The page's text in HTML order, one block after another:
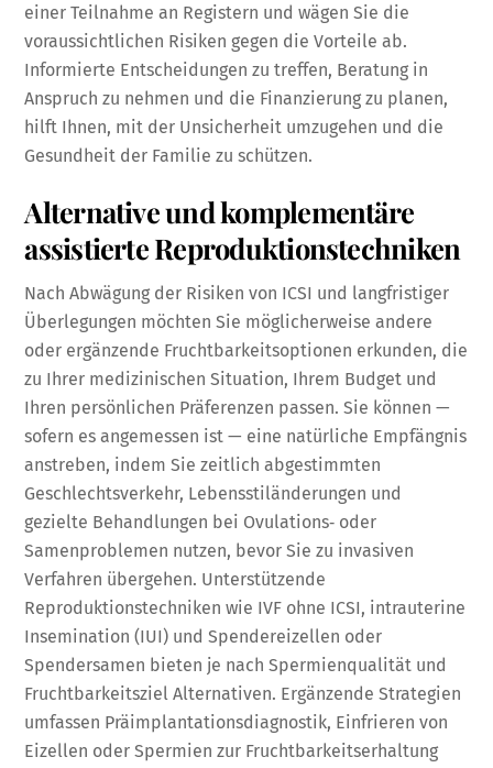
einer Teilnahme an Registern und wägen Sie die
voraussichtlichen Risiken gegen die Vorteile ab.
Informierte Entscheidungen zu treffen, Beratung in
Anspruch zu nehmen und die Finanzierung zu planen,
hilft Ihnen, mit der Unsicherheit umzugehen und die
Gesundheit der Familie zu schützen.
Alternative und komplementäre
assistierte Reproduktionstechniken
Nach Abwägung der Risiken von ICSI und langfristiger
Überlegungen möchten Sie möglicherweise andere
oder ergänzende Fruchtbarkeitsoptionen erkunden, die
zu Ihrer medizinischen Situation, Ihrem Budget und
Ihren persönlichen Präferenzen passen. Sie können —
sofern es angemessen ist — eine natürliche Empfängnis
anstreben, indem Sie zeitlich abgestimmten
Geschlechtsverkehr, Lebensstiländerungen und
gezielte Behandlungen bei Ovulations‑ oder
Samenproblemen nutzen, bevor Sie zu invasiven
Verfahren übergehen. Unterstützende
Reproduktionstechniken wie IVF ohne ICSI, intrauterine
Insemination (IUI) und Spendereizellen oder
Spendersamen bieten je nach Spermienqualität und
Fruchtbarkeitsziel Alternativen. Ergänzende Strategien
umfassen Präimplantationsdiagnostik, Einfrieren von
Eizellen oder Spermien zur Fruchtbarkeitserhaltung